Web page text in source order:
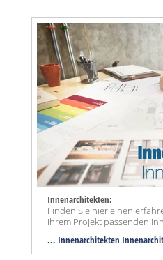
Innenarchitekten:
Finden Sie hier einen
Ihrem Projekt passenden
... Innenarchitekten